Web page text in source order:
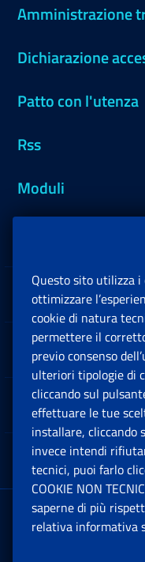
Amministrazione
Dichiarazione
Patto con l'utenza
Rss
Moduli
Sedi e Contatti
Software
Note Legali
App mobile
Sede
00144
Questo sito utilizza
ottimizzare
cookie di natura
permettere il
previo consenso
ulteriori tipologie di
cliccando sul
effettuare le tue
installare, cliccando
invece intendi
tecnici, puoi farlo
COOKIE NON
saperne di più
relativa informativa